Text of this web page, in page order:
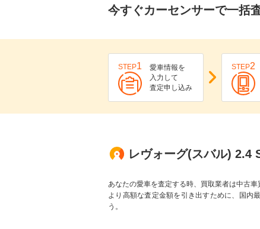
今すぐカーセンサーで一括
STEP1
愛車情報を
入力して
査定申し込み
STEP2
レヴォーグ(スバル) 2.4
あなたの愛車を査定する時、買取業者は中古車
より高額な査定金額を引き出すために、国内
う。